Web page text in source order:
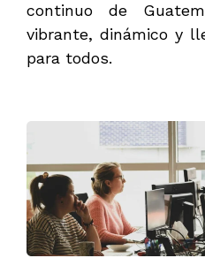
continuo de
vibrante, dinámico y
para todos.